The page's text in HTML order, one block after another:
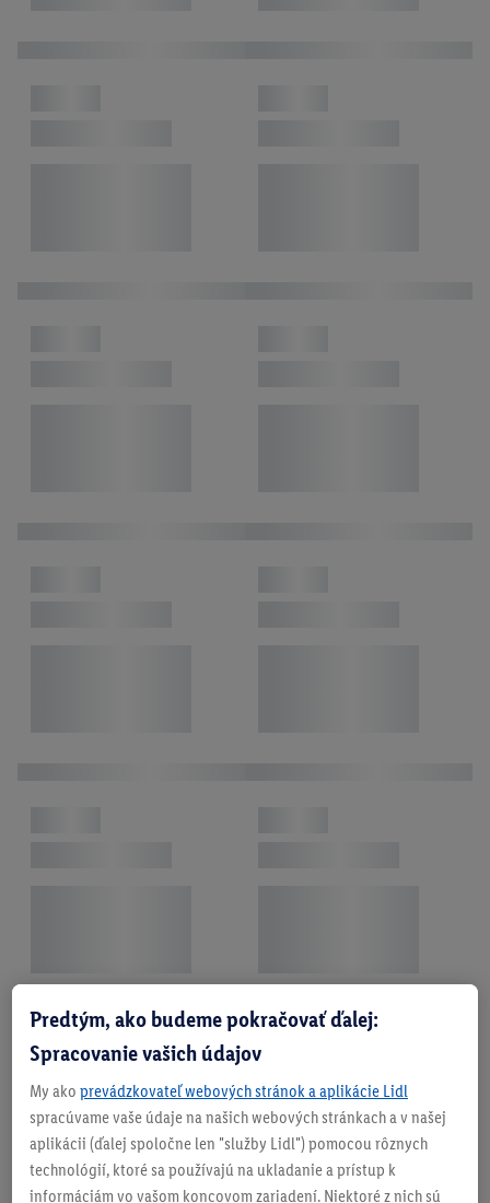
Predtým, ako budeme pokračovať ďalej:
Spracovanie vašich údajov
My ako prevádzkovateľ webových stránok a aplikácie Lidl
spracúvame vaše údaje na našich webových stránkach a v našej
aplikácii (ďalej spoločne len "služby Lidl") pomocou rôznych
technológií, ktoré sa používajú na ukladanie a prístup k
informáciám vo vašom koncovom zariadení. Niektoré z nich sú